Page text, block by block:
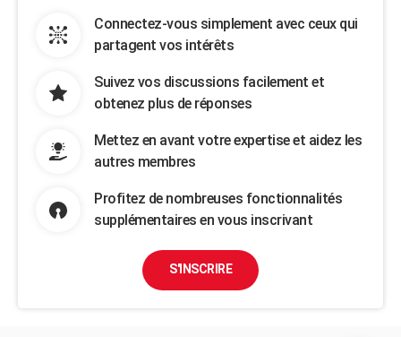
Connectez-vous simplement avec ceux qui
partagent vos intérêts
Suivez vos discussions facilement et
obtenez plus de réponses
Mettez en avant votre expertise et aidez les
autres membres
Profitez de nombreuses fonctionnalités
supplémentaires en vous inscrivant
S'INSCRIRE